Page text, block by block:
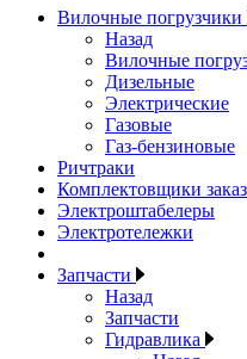
Вилочные погрузчики
Назад
Вилочные
Дизельные
Электрические
Газовые
Газ-бензиновые
Ричтраки
Комплектовщики
Электроштабелеры
Электротележки
Запчасти
Назад
Запчасти
Гидравлика